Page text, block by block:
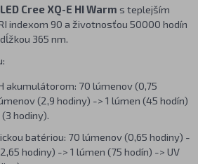
LED Cree XQ-E HI Warm s teplejším
indexom 90 a životnosťou 50000 hodín
365 nm.
akumulátorom: 70 lúmenov (0,75
(2,9 hodiny) -> 1 lúmen (45 hodín)
hodiny).
batériou: 70 lúmenov (0,65 hodiny) -
hodiny) -> 1 lúmen (75 hodín) -> UV